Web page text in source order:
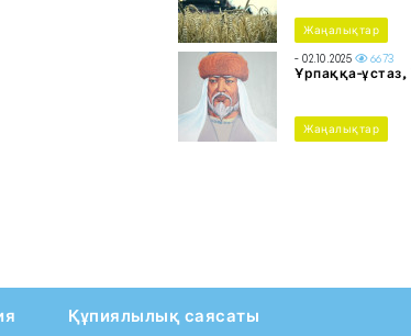
Жаңалықтар
- 02.10.2025 6673
Ұрпаққа-
Жаңалықтар
Құпиялылық саясаты